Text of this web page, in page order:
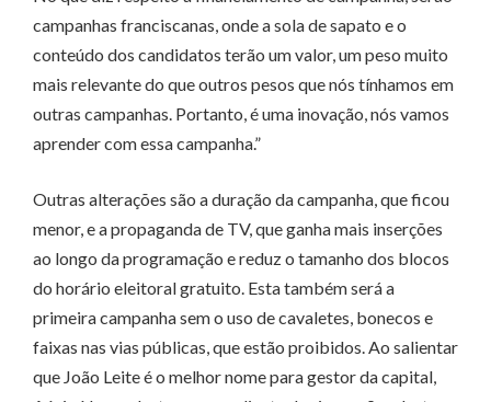
campanhas franciscanas, onde a sola de sapato e o
conteúdo dos candidatos terão um valor, um peso muito
mais relevante do que outros pesos que nós tínhamos em
outras campanhas. Portanto, é uma inovação, nós vamos
aprender com essa campanha.”
Outras alterações são a duração da campanha, que ficou
menor, e a propaganda de TV, que ganha mais inserções
ao longo da programação e reduz o tamanho dos blocos
do horário eleitoral gratuito. Esta também será a
primeira campanha sem o uso de cavaletes, bonecos e
faixas nas vias públicas, que estão proibidos. Ao salientar
que João Leite é o melhor nome para gestor da capital,